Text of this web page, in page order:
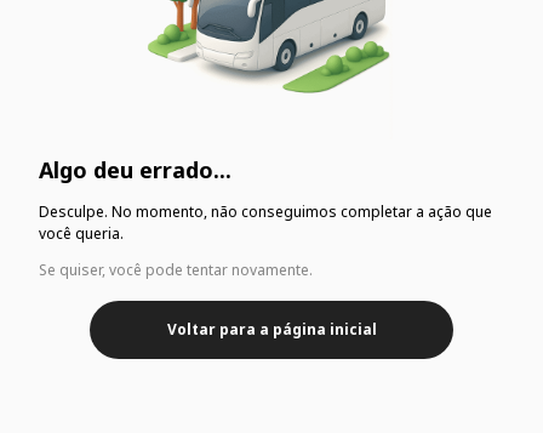
Algo deu errado...
Desculpe. No momento, não conseguimos completar a ação que
você queria.
Se quiser, você pode tentar novamente.
Voltar para a página inicial